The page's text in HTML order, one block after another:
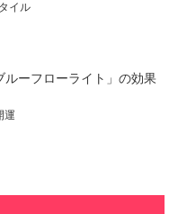
イル
ルーフローライト」の効果
運